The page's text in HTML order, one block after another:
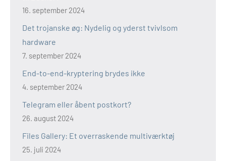
16. september 2024
Det trojanske øg: Nydelig og yderst tvivlsom
hardware
7. september 2024
End-to-end-kryptering brydes ikke
4. september 2024
Telegram eller åbent postkort?
26. august 2024
Files Gallery: Et overraskende multiværktøj
25. juli 2024